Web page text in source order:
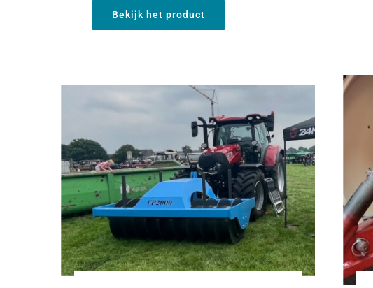
Bekijk het product